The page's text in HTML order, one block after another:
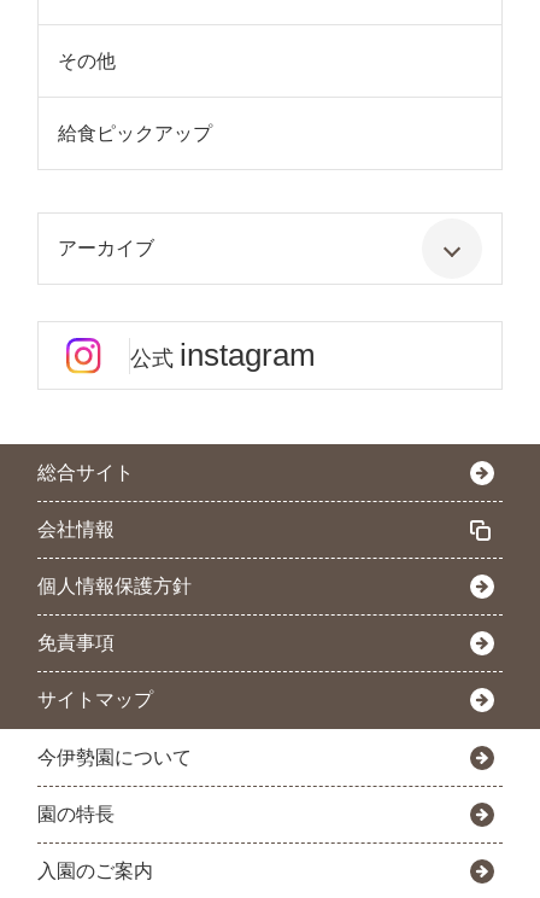
その他
給食ピックアップ
アーカイブ
公式 instagram
総合サイト
会社情報
個人情報保護方針
免責事項
サイトマップ
今伊勢園について
園の特長
入園のご案内